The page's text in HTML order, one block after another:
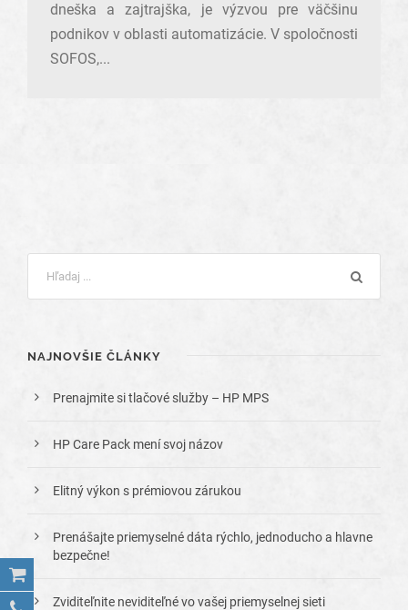
dneška a zajtrajška, je výzvou pre väčšinu
podnikov v oblasti automatizácie. V spoločnosti
SOFOS,...
NAJNOVŠIE ČLÁNKY
Prenajmite si tlačové služby – HP MPS
HP Care Pack mení svoj názov
Elitný výkon s prémiovou zárukou
Prenášajte priemyselné dáta rýchlo, jednoducho a hlavne
bezpečne!
Zviditeľnite neviditeľné vo vašej priemyselnej sieti